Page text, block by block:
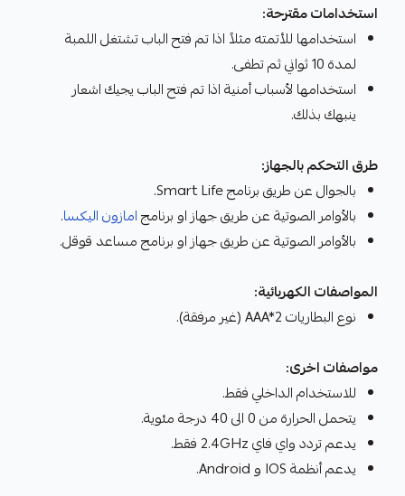
استخدامات مقترحة:
استخدامها للأتمته مثلاً اذا تم فتح الباب تشتغل اللمبة
لمدة 10 ثواني ثم تطفى.
استخدامها لأسباب أمنية اذا تم فتح الباب يجيك اشعار
ينبهك بذلك.
طرق التحكم بالجهاز:
بالجوال عن طريق برنامج Smart Life.
بالأوامر الصوتية عن طريق جهاز او برنامجامازون اليكسا.
بالأوامر الصوتية عن طريق جهاز او برنامج مساعد قوقل.
المواصفات الكهربائية:
نوع البطاريات AAA*2 (غير مرفقة).
مواصفات اخرى:
للاستخدام الداخلي فقط.
يتحمل الحرارة من 0 الى 40 درجة مئوية.
يدعم تردد واي فاي 2.4GHz فقط.
يدعم أنظمة IOS و Android.